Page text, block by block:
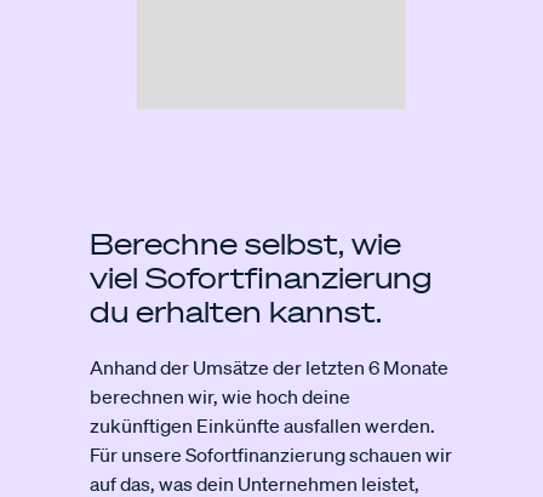
Berechne selbst, wie
viel Sofort­finanzierung
du erhalten kannst.
Anhand der Umsätze der letzten 6 Monate
berechnen wir, wie hoch deine
zukünftigen Einkünfte ausfallen werden.
Für unsere Sofortfinanzierung schauen wir
auf das, was dein Unternehmen leistet,